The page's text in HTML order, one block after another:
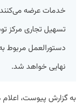
خدمات عرضه
تسهیل تجاری مرکز
دستورالعمل مربوط
نهایی خواهد شد.
به گزارش پیوست،